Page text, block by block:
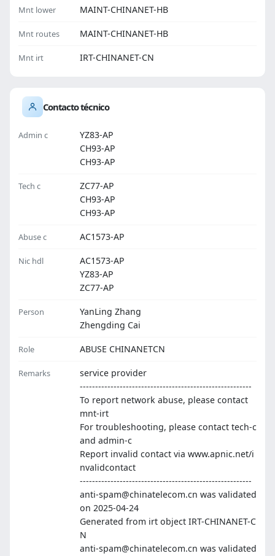
Mnt lower MAINT-CHINANET-HB
Mnt routes MAINT-CHINANET-HB
Mnt irt IRT-CHINANET-CN
Contacto técnico
Admin c
YZ83-AP
CH93-AP
CH93-AP
Tech c
ZC77-AP
CH93-AP
CH93-AP
Abuse c AC1573-AP
Nic hdl
AC1573-AP
YZ83-AP
ZC77-AP
Person
YanLing Zhang
Zhengding Cai
Role ABUSE CHINANETCN
Remarks
service provider
--------------------------------------------------------
To report network abuse, please contact
mnt-irt
For troubleshooting, please contact tech-c
and admin-c
Report invalid contact via www.apnic.net/i
nvalidcontact
--------------------------------------------------------
anti-spam@chinatelecom.cn was validated
on 2025-04-24
Generated from irt object IRT-CHINANET-C
N
anti-spam@chinatelecom.cn was validated